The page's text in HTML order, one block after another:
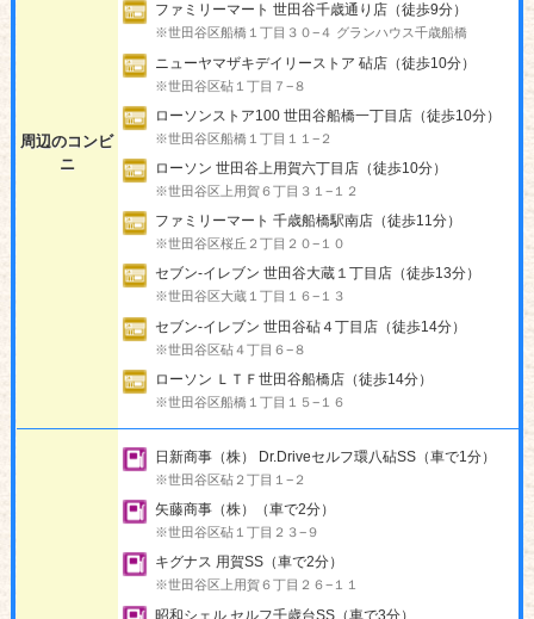
周辺のコンビ
ニ
ファミリーマート 世田谷千歳通り店（徒歩9分）
※世田谷区船橋１丁目３０−４ グランハウス千歳船橋
ニューヤマザキデイリーストア 砧店（徒歩10分）
※世田谷区砧１丁目７−８
ローソンストア100 世田谷船橋一丁目店（徒歩10分）
※世田谷区船橋１丁目１１−２
ローソン 世田谷上用賀六丁目店（徒歩10分）
※世田谷区上用賀６丁目３１−１２
ファミリーマート 千歳船橋駅南店（徒歩11分）
※世田谷区桜丘２丁目２０−１０
セブン-イレブン 世田谷大蔵１丁目店（徒歩13分）
※世田谷区大蔵１丁目１６−１３
セブン-イレブン 世田谷砧４丁目店（徒歩14分）
※世田谷区砧４丁目６−８
ローソン ＬＴＦ世田谷船橋店（徒歩14分）
※世田谷区船橋１丁目１５−１６
日新商事（株） Dr.Driveセルフ環八砧SS（車で1分）
※世田谷区砧２丁目１−２
矢藤商事（株）（車で2分）
※世田谷区砧１丁目２３−９
キグナス 用賀SS（車で2分）
※世田谷区上用賀６丁目２６−１１
昭和シェル セルフ千歳台SS（車で3分）